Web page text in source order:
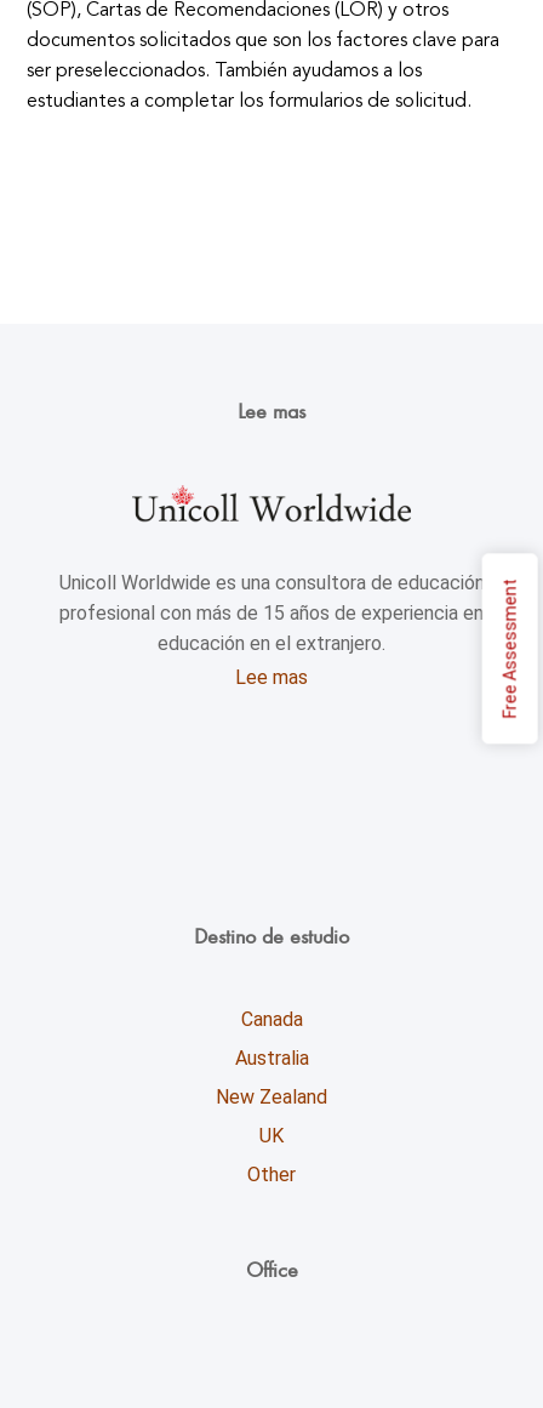
(SOP), Cartas de Recomendaciones (LOR) y otros
documentos solicitados que son los factores clave para
ser preseleccionados. También ayudamos a los
estudiantes a completar los formularios de solicitud.
Lee mas
Unicoll Worldwide es una consultora de educación
profesional con más de 15 años de experiencia en
educación en el extranjero.
Lee mas
Free Assessment
Destino de estudio
Canada
Australia
New Zealand
UK
Other
Office